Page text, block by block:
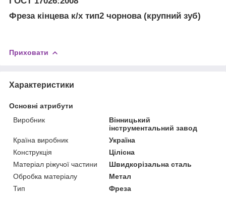
Фреза кінцева к/х тип2 чорнова (крупний зуб)
Приховати
Характеристики
Основні атрибути
Виробник
Вінницький
інструментальний завод
Країна виробник
Україна
Конструкція
Цілісна
Матеріал ріжучої частини
Швидкорізальна сталь
Обробка матеріалу
Метал
Тип
Фреза